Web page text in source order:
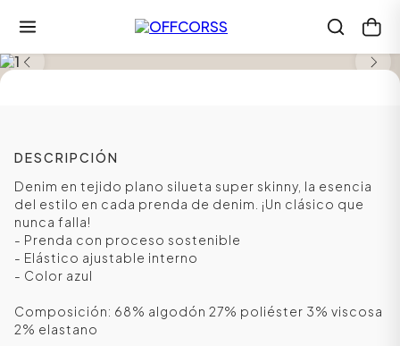
DESCRIPCIÓN
Denim en tejido plano silueta super skinny, la esencia
del estilo en cada prenda de denim. ¡Un clásico que
nunca falla!
- Prenda con proceso sostenible
- Elástico ajustable interno
- Color azul
Composición: 68% algodón 27% poliéster 3% viscosa
2% elastano